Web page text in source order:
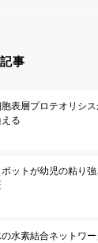
事
表層プロテオリシ
る
ボットが幼児の粘り
水素結合ネットワ